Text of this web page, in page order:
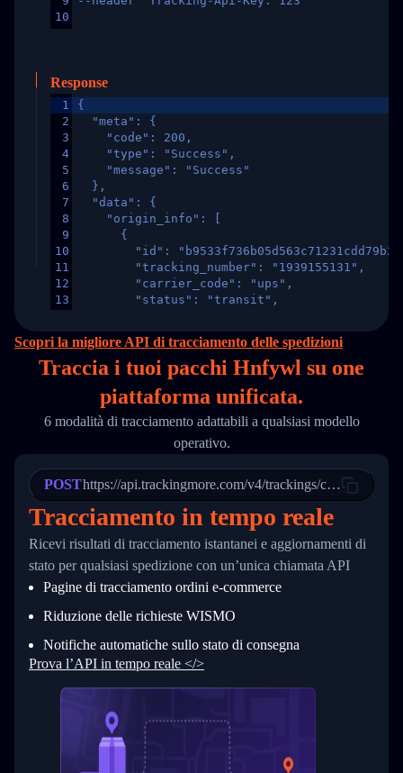
10
Response
1
2
3
4
5
6
7
8
9
10
11
12
13
16
17
21
24
26
27
28
30
31
32
33
34
{
  "meta": {
    "code": 200,
    "type": "Success",
    "message": "Success"
  },
  "data": {
    "origin_info": [
      {
"id":
        "tracking_number": "1939155131",
        "carrier_code": "ups",
        "status": "transit",
        "itemTimeLength": 2,
        "weblink": "",
        "phone": null,
        "trackinfo": [
          {
            "Date": "2017-03-08 04: 22: 00",
"StatusDescription": "Departed
          },
          {
            "Date": "2017-03-06 15:28:00",
"StatusDescription": "Shipment
"Details": "BEIJING-
          }
        ]
      }
    ]
  }
}
Scopri la migliore API di tracciamento delle spedizioni
Traccia i tuoi pacchi Hnfywl su one
piattaforma unificata.
6 modalità di tracciamento adattabili a qualsiasi modello
operativo.
POSThttps://api.trackingmore.com/v4/trackings/create
Tracciamento in tempo reale
Ricevi risultati di tracciamento istantanei e aggiornamenti di
stato per qualsiasi spedizione con un’unica chiamata API
Pagine di tracciamento ordini e‑commerce
Riduzione delle richieste WISMO
Notifiche automatiche sullo stato di consegna
Prova l’API in tempo reale </>